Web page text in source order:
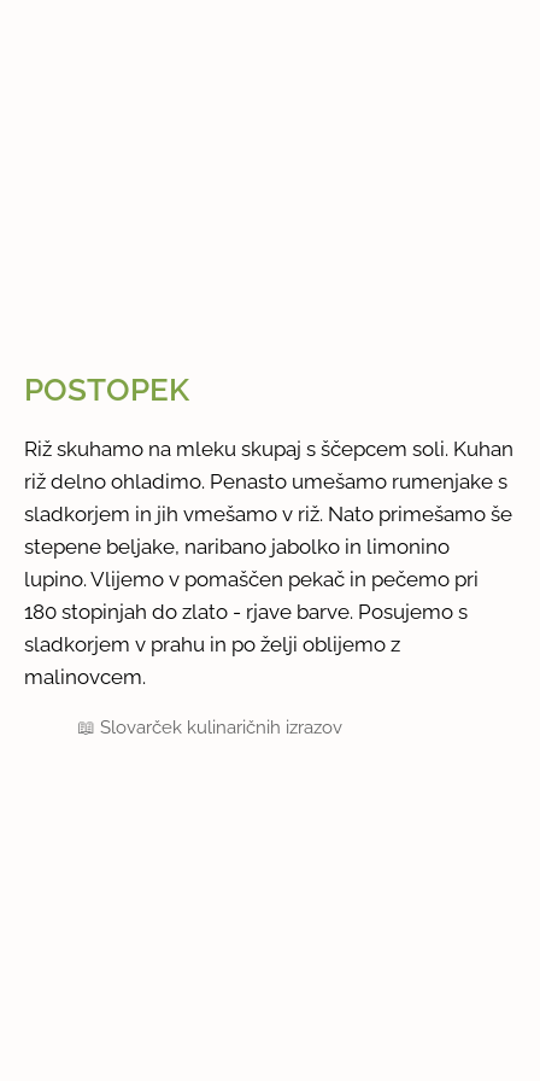
POSTOPEK
Riž skuhamo na mleku skupaj s ščepcem soli. Kuhan
riž delno ohladimo. Penasto umešamo rumenjake s
sladkorjem in jih vmešamo v riž. Nato primešamo še
stepene beljake, naribano jabolko in limonino
lupino. Vlijemo v pomaščen pekač in pečemo pri
180 stopinjah do zlato - rjave barve. Posujemo s
sladkorjem v prahu in po želji oblijemo z
malinovcem.
📖Slovarček kulinaričnih izrazov